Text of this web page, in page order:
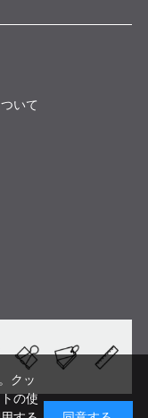
いて
クッ
の使